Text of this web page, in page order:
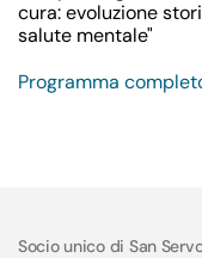
cura: evoluzione
salute mentale"
Programma
Socio unico di San